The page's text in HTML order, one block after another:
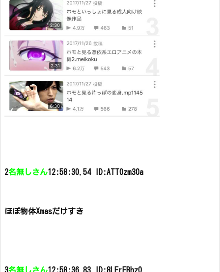
2名無しさん12:58:30.54 ID:ATT0zm30a
ほぼ物体Xmasだけすき
3名無しさん12:58:36.83 ID:8LFrEBhz0